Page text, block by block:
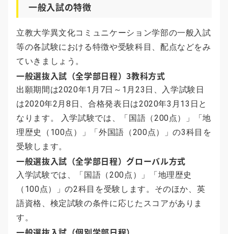
一般入試の特徴
立教大学異文化コミュニケーション学部の一般入試
等の各試験における特徴や受験科目、配点などをみ
ていきましょう。
一般選抜入試（全学部日程）3教科方式
出願期間は2020年1月7日～1月23日、入学試験日
は2020年2月8日、合格発表日は2020年3月13日と
なります。 入学試験では、「国語（200点）」「地
理歴史（100点）」「外国語（200点）」の3科目を
受験します。
一般選抜入試（全学部日程）グローバル方式
入学試験では、「国語（200点）」「地理歴史
（100点）」の2科目を受験します。そのほか、英
語資格、検定試験の条件に応じたスコアがありま
す。